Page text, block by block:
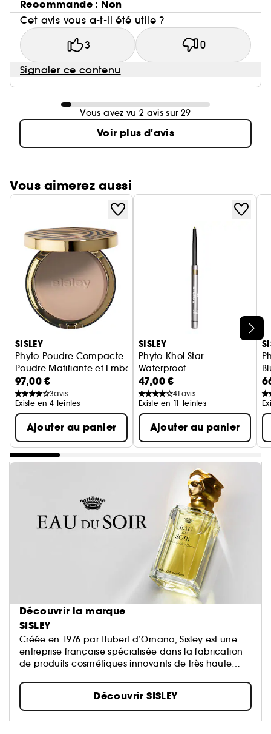
Recommande : Non
Cet avis vous a-t-il été utile ?
3 0
Signaler ce contenu
Vous avez vu 2 avis sur 29
Voir plus d'avis
Vous aimerez aussi
Ignorer le carrousel produits
SISLEY
Phyto-Poudre Compacte
Poudre Matifiante et Embellissante
97,00 €
3avis
Existe en 4 teintes
Ajouter au panier
SISLEY
Phyto-Khol Star
Waterproof
Crayon Khôl Yeux
47,00 €
41 avis
Existe en 11 teintes
Ajouter au panier
Découvrir la marque
SISLEY
Créée en 1976 par Hubert d’Ornano, Sisley est une
entreprise française spécialisée dans la fabrication
de produits cosmétiques innovants de très haute
Découvrir SISLEY